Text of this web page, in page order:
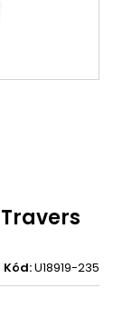
Kód:U18919-235